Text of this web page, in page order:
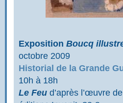
Exposition Boucq
octobre 2009
Historial de la Grande
10h à 18h
Le Feu d’après l’œuvre